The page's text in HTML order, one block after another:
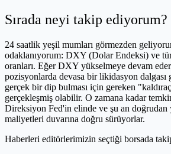
Sırada neyi takip ediyorum?
24 saatlik yeşil mumları görmezden
odaklanıyorum: DXY (Dolar Endeksi) ve
oranları. Eğer DXY yükselmeye devam
pozisyonlarda devasa bir likidasyon dalgası
gerçek bir dip bulması için gereken
gerçekleşmiş olabilir. O zamana kadar
Direksiyon Fed'in elinde ve şu an doğrudan
maliyetleri duvarına doğru sürüyorlar.
Haberleri editörlerimizin seçtiği borsada